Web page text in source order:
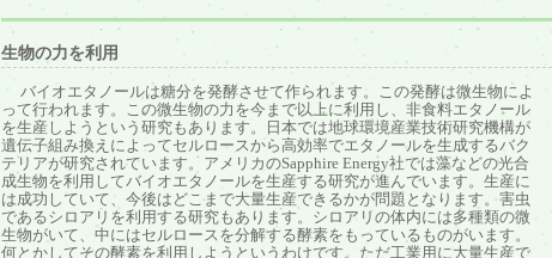
生物の力を利用
バイオエタノールは糖分を発酵させて作られます。この発酵は微生物によ
って行われます。この微生物の力を今まで以上に利用し、非食料エタノール
を生産しようという研究もあります。日本では地球環境産業技術研究機構が
遺伝子組み換えによってセルロースから高効率でエタノールを生成するバク
テリアが研究されています。アメリカのSapphire Energy社では藻などの光合
成生物を利用してバイオエタノールを生産する研究が進んでいます。生産に
は成功していて、今後はどこまで大量生産できるかが問題となります。害虫
であるシロアリを利用する研究もあります。シロアリの体内には多種類の微
生物がいて、中にはセルロースを分解する酵素をもっているものがいます。
何とかしてその酵素を利用しようというわけです。ただ工業用に大量生産で